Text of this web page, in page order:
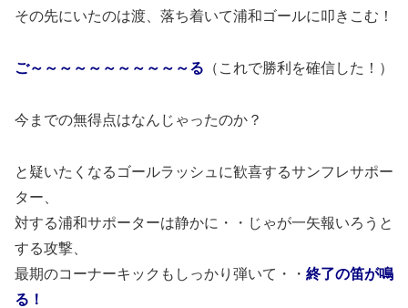
その先にいたのは渡、落ち着いて浦和ゴールに叩きこむ！
ご～～～～～～～～～～～る （これで勝利を確信した！）
今までの無得点はなんじゃったのか？
と疑いたくなるゴールラッシュに歓喜するサンフレサポー
ター、
対する浦和サポーターは静かに・・じゃが一矢報いろうと
する攻撃、
最期のコーナーキックもしっかり弾いて・・ 終了の笛が鳴
る！